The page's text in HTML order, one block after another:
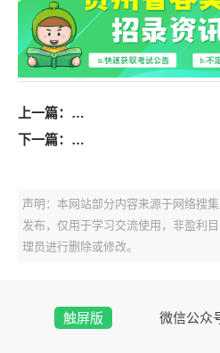
上一篇：
2026年贵州省“三支一扶
下一篇：
2026年贵州省交通厅招
声明：本网站部分内容来源于网络搜
发布，仅用于学习交流使用，非盈利
理员进行删除或修改。
触屏版 微信公众